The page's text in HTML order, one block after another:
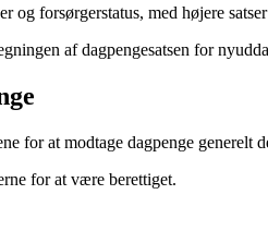
og forsørgerstatus, med højere
af dagpengesatsen for
for at modtage dagpenge
for at være berettiget.